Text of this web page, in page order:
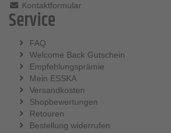
Kontaktformular
Service
FAQ
Welcome Back Gutschein
Empfehlungsprämie
Mein ESSKA
Versandkosten
Shopbewertungen
Retouren
Bestellung widerrufen